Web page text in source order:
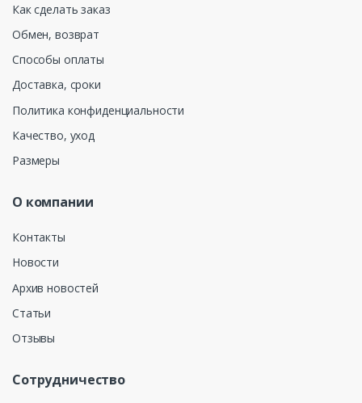
Как сделать заказ
Обмен, возврат
Способы оплаты
Доставка, сроки
Политика конфиденциальности
Качество, уход
Размеры
О компании
Контакты
Новости
Архив новостей
Статьи
Отзывы
Сотрудничество